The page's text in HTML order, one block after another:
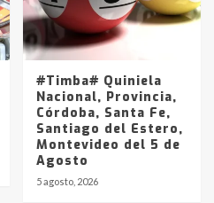
#Timba# Quiniela
Nacional, Provincia,
Córdoba, Santa Fe,
Santiago del Estero,
Montevideo del 5 de
Agosto
5 agosto, 2026